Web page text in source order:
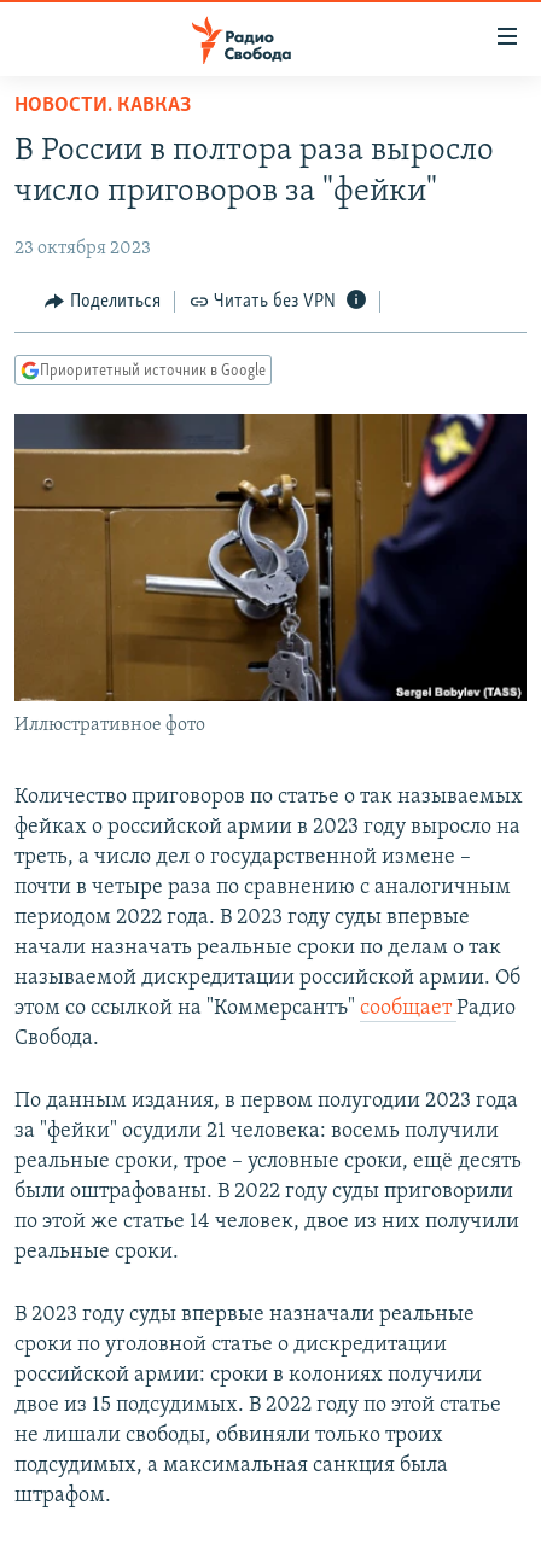
упрощенного
доступа
основному
Вернутся
главной
навигации
Вернутся
поиску
АВТОРСКИЕ ПРОЕКТЫ
ЦИТАТЫ СВОБОДЫ
МНЕНИЯ
IDEL.РЕАЛИИ
СЕВЕР.РЕАЛИИ
СИБИРЬ.РЕАЛИИ
РАСПИСАНИЕ ВЕЩАНИЯ
ПОДПИШИТЕСЬ НА РАССЫЛКУ
Все сайты РСЕ/РС
НОВОСТИ. КАВКАЗ
В России в полтора раза выросло
число приговоров за "фейки"
23 октября 2023
Поделиться Читать без VPN
Приоритетный источник в Google
Иллюстративное фото
Количество приговоров по статье о так называемых
фейках о российской армии в 2023 году выросло на
треть, а число дел о государственной измене –
почти в четыре раза по сравнению с аналогичным
периодом 2022 года. В 2023 году суды впервые
начали назначать реальные сроки по делам о так
называемой дискредитации российской армии. Об
этом со ссылкой на "Коммерсантъ" сообщаетРадио
Свобода.
По данным издания, в первом полугодии 2023 года
за "фейки" осудили 21 человека: восемь получили
реальные сроки, трое – условные сроки, ещё десять
были оштрафованы. В 2022 году суды приговорили
по этой же статье 14 человек, двое из них получили
реальные сроки.
В 2023 году суды впервые назначали реальные
сроки по уголовной статье о дискредитации
российской армии: сроки в колониях получили
двое из 15 подсудимых. В 2022 году по этой статье
не лишали свободы, обвиняли только троих
подсудимых, а максимальная санкция была
штрафом.